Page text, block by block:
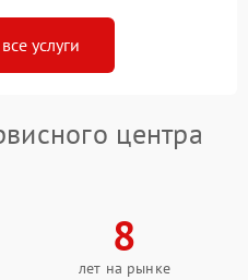
услуги
центра
8
лет на рынке